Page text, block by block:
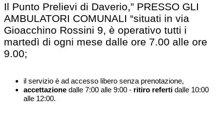
Il Punto Prelievi di Daverio,” PRESSO GLI
AMBULATORI COMUNALI “situati in via
Gioacchino Rossini 9, è operativo tutti i
martedì di ogni mese dalle ore 7.00 alle ore
9.00;
il servizio è ad accesso libero senza prenotazione,
accettazione dalle 7:00 alle 9:00 - ritiro referti dalle 10:00
alle 12:00.